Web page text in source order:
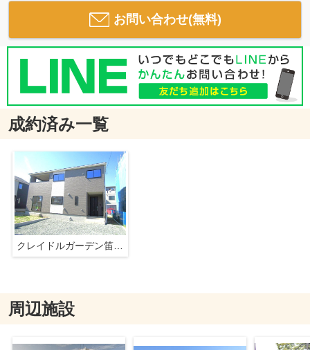
お問い合わせ(無料)
成約済み一覧
クレイドルガーデン笛吹市石和町河内第3 2号棟
周辺施設